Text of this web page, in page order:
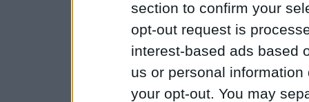
section to confirm your
opt-out request is
interest-based ads based
us or personal
your opt-out. You may